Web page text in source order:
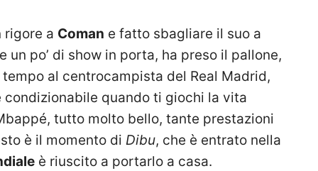
rigore a Coman e fatto sbagliare il suo a
un po’ di show in porta, ha preso il pallone,
al centrocampista del Real Madrid,
quando ti giochi la vita
tutto molto bello, tante prestazioni
è il momento di Dibu, che è entrato nella
è riuscito a portarlo a casa.